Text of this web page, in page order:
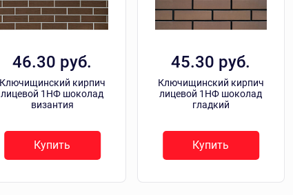
46.30 руб.
кирпич
лицевой 1НФ шоколад
византия
Купить
45.30 руб.
Ключищинский кирпич
лицевой 1НФ шоколад
гладкий
Купить